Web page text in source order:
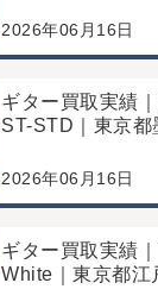
例
2026年06月16日
ギター買取実績
ST-STD｜東京都
2026年06月16日
ギター買取実績
White｜東京都江